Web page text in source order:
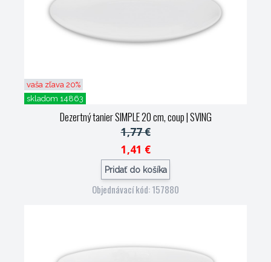
vaša zľava 20%
skladom 14863
Dezertný tanier SIMPLE 20 cm, coup| SVING
1,77 €
1,41 €
Pridať do košíka
Objednávací kód: 157880